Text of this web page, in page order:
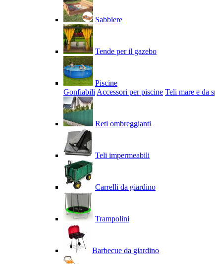
Sabbiere
Tende per il gazebo
Piscine
Gonfiabili Accessori per piscine Teli mare e da
Reti ombreggianti
Teli impermeabili
Carrelli da giardino
Trampolini
Barbecue da giardino